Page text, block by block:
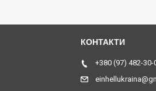
+380 (97) 482-30-